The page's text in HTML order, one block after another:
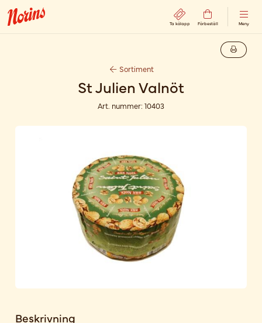
Ta kölapp Förbeställ Meny
Sortiment
St Julien Valnöt
Art. nummer: 10403
Beskrivning